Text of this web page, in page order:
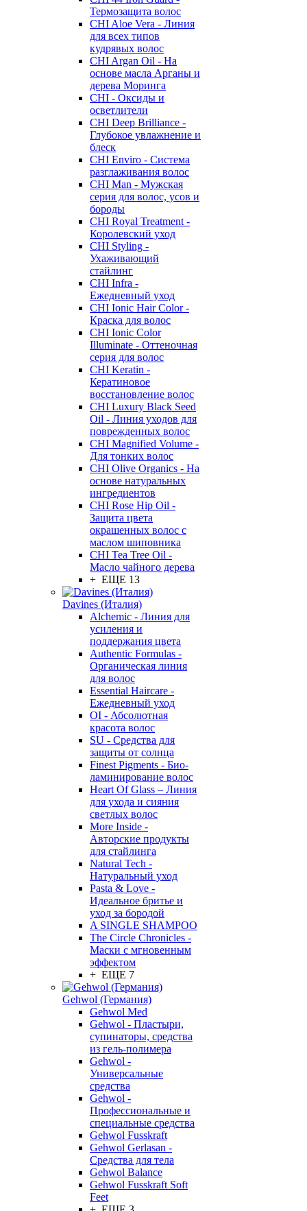
Термозащита волос
CHI Aloe Vera - Линия
для всех типов
кудрявых волос
CHI Argan Oil - На
основе масла Арганы и
дерева Моринга
CHI - Оксиды и
осветлители
CHI Deep Brilliance -
Глубокое увлажнение и
блеск
CHI Enviro - Система
разглаживания волос
CHI Man - Мужская
серия для волос, усов и
бороды
CHI Royal Treatment -
Королевский уход
CHI Styling -
Ухаживающий
стайлинг
CHI Infra -
Ежедневный уход
CHI Ionic Hair Color -
Краска для волос
CHI Ionic Color
Illuminate - Оттеночная
серия для волос
CHI Keratin -
Кератиновое
восстановление волос
CHI Luxury Black Seed
Oil - Линия уходов для
поврежденных волос
CHI Magnified Volume -
Для тонких волос
CHI Olive Organics - На
основе натуральных
ингредиентов
CHI Rose Hip Oil -
Защита цвета
окрашенных волос с
маслом шиповника
CHI Tea Tree Oil -
Масло чайного дерева
+ ЕЩЕ 13
Davines (Италия)
Alchemic - Линия для
усиления и
поддержания цвета
Authentic Formulas -
Органическая линия
для волос
Essential Haircare -
Eжедневный уход
OI - Абсолютная
красота волос
SU - Средства для
защиты от солнца
Finest Pigments - Био-
ламинирование волос
Heart Of Glass – Линия
для ухода и сияния
светлых волос
More Inside -
Авторские продукты
для стайлинга
Natural Tech -
Натуральный уход
Pasta & Love -
Идеальное бритье и
уход за бородой
A SINGLE SHAMPOO
The Circle Chronicles -
Маски с мгновенным
эффектом
+ ЕЩЕ 7
Gehwol (Германия)
Gehwol Med
Gehwol - Пластыри,
супинаторы, средства
из гель-полимера
Gehwol -
Универсальные
средства
Gehwol -
Профессиональные и
специальные средства
Gehwol Fusskraft
Gehwol Gerlasan -
Средства для тела
Gehwol Balance
Gehwol Fusskraft Soft
Feet